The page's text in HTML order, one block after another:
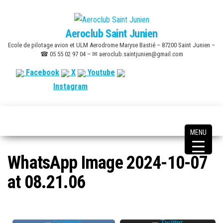
content
Aeroclub Saint Junien
Ecole de pilotage avion et ULM Aerodrome Maryse Bastié – 87200 Saint Junien –
☎ 05 55 02 97 04 – ✉ aeroclub.saintjunien@gmail.com
Facebook X
Youtube
Instagram
WhatsApp Image 2024-10-07
at 08.21.06
MENU